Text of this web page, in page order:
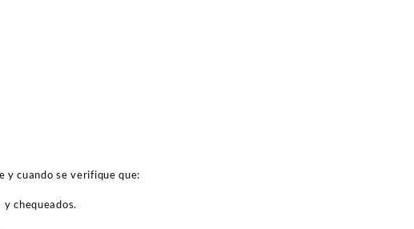
y cuando se verifique que:
chequeados.